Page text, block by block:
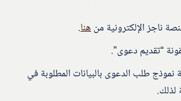
ناجز الإلكترونية منهنا.
“تقديم دعوى”.
نموذج طلب الدعوى بالبيانات المطلوبة في
لذلك.